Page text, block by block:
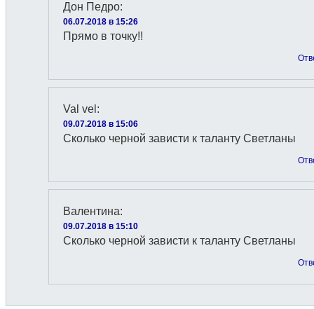
Дон Педро:
06.07.2018 в 15:26
Прямо в точку!!
Val vel :
09.07.2018 в 15:06
Сколько черной зависти к таланту Светланы
Валентина:
09.07.2018 в 15:10
Сколько черной зависти к таланту Светланы